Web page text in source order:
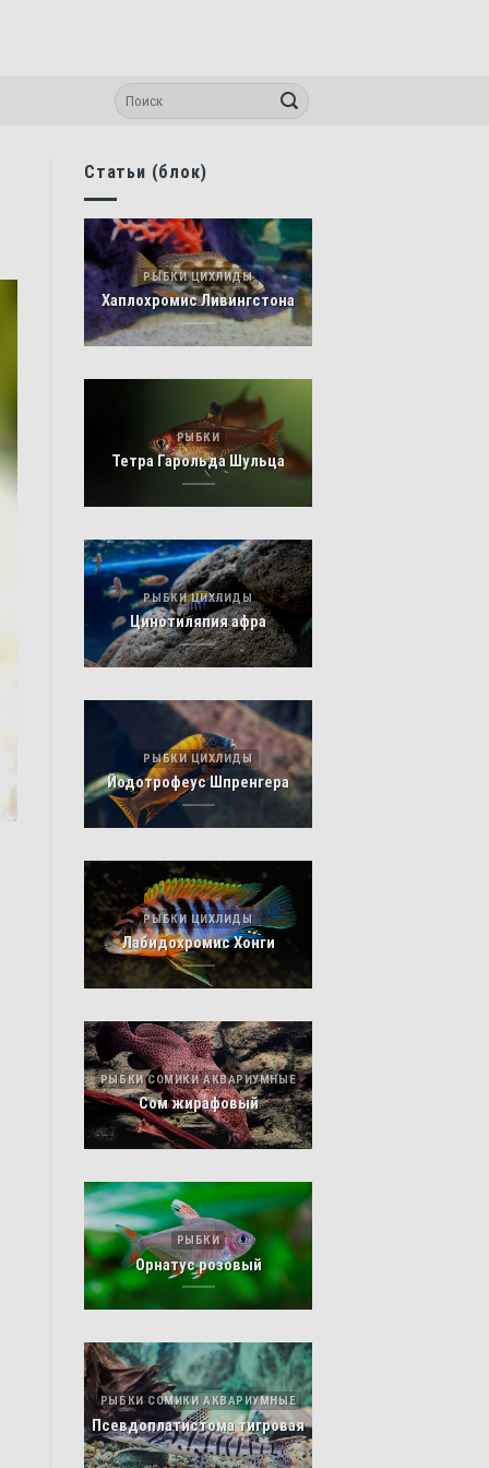
Статьи (блок)
РЫБКИ ЦИХЛИДЫ
Хаплохромис Ливингстона
РЫБКИ
Тетра Гарольда Шульца
РЫБКИ ЦИХЛИДЫ
Цинотиляпия афра
РЫБКИ ЦИХЛИДЫ
Йодотрофеус Шпренгера
РЫБКИ ЦИХЛИДЫ
Лабидохромис Хонги
РЫБКИ СОМИКИ АКВАРИУМНЫЕ
Сом жирафовый
РЫБКИ
Орнатус розовый
РЫБКИ СОМИКИ АКВАРИУМНЫЕ
Псевдоплатистома тигровая